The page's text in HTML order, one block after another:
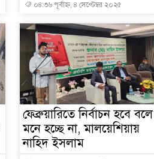
০৪:৩৬ পূর্বাহ্ন, ৪ সেপ্টেম্বর ২০২৫
ফেব্রুয়ারিতে নির্বাচন হবে বলে
মনে হচ্ছে না, মালয়েশিয়ায়
নাহিদ ইসলাম